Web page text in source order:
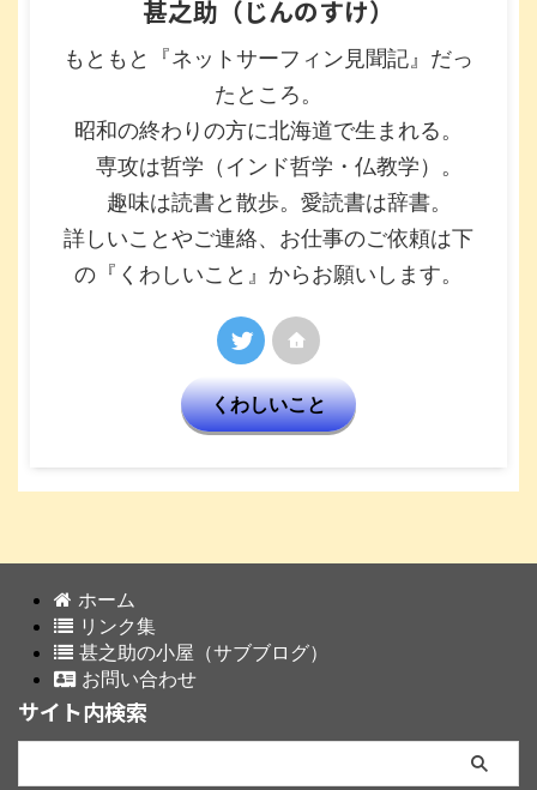
甚之助（じんのすけ）
もともと『ネットサーフィン見聞記』だっ
たところ。
昭和の終わりの方に北海道で生まれる。
専攻は哲学（インド哲学・仏教学）。
趣味は読書と散歩。愛読書は辞書。
詳しいことやご連絡、お仕事のご依頼は下
の『くわしいこと』からお願いします。
くわしいこと
ホーム
リンク集
甚之助の小屋（サブブログ）
お問い合わせ
サイト内検索